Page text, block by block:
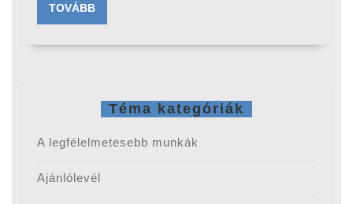
TOVÁBBTOVÁBB
Téma kategóriák
A legfélelmetesebb munkák
Ajánlólevél